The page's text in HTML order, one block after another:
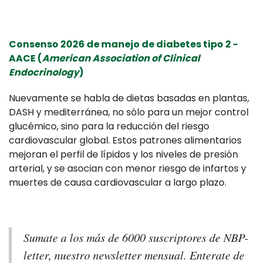
Consenso 2026 de manejo de diabetes tipo 2 -
AACE (American Association of Clinical
Endocrinology)
Nuevamente se habla de dietas basadas en plantas,
DASH y mediterránea, no sólo para un mejor control
glucémico, sino para la reducción del riesgo
cardiovascular global. Estos patrones alimentarios
mejoran el perfil de lípidos y los niveles de presión
arterial, y se asocian con menor riesgo de infartos y
muertes de causa cardiovascular a largo plazo.
Sumate a los más de 6000 suscriptores de NBP-
letter, nuestro newsletter mensual. Enterate de